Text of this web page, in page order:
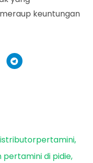
keuntungan
pertamini di pidie